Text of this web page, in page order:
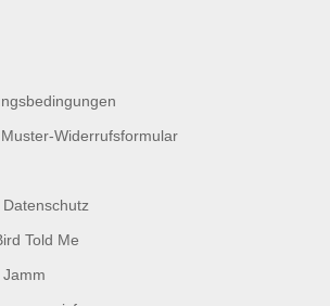
Widerrufsformular
Told Me